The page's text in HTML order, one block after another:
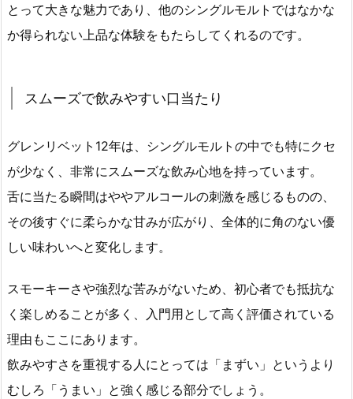
とって大きな魅力であり、他のシングルモルトではなかな
か得られない上品な体験をもたらしてくれるのです。
スムーズで飲みやすい口当たり
グレンリベット12年は、シングルモルトの中でも特にクセ
が少なく、非常にスムーズな飲み心地を持っています。
舌に当たる瞬間はややアルコールの刺激を感じるものの、
その後すぐに柔らかな甘みが広がり、全体的に角のない優
しい味わいへと変化します。
スモーキーさや強烈な苦みがないため、初心者でも抵抗な
く楽しめることが多く、入門用として高く評価されている
理由もここにあります。
飲みやすさを重視する人にとっては「まずい」というより
むしろ「うまい」と強く感じる部分でしょう。